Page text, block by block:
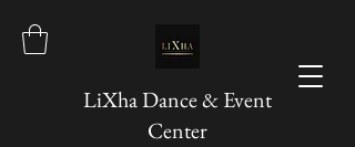
LiXha Dance & Event
Center